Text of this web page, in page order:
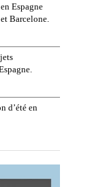
Espagne
Barcelone.
d’été en